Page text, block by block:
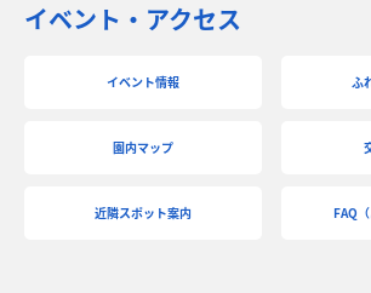
イベント・アクセス
イベント情報 ふ
園内マップ
近隣スポット案内 FAQ